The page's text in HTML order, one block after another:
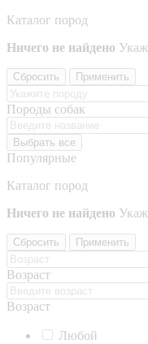
Каталог пород
Ничего не найдено
Сбросить Применить
Породы собак
Выбрать все
Популярные
Каталог пород
Ничего не найдено
Сбросить Применить
Возраст
Возраст
Любой